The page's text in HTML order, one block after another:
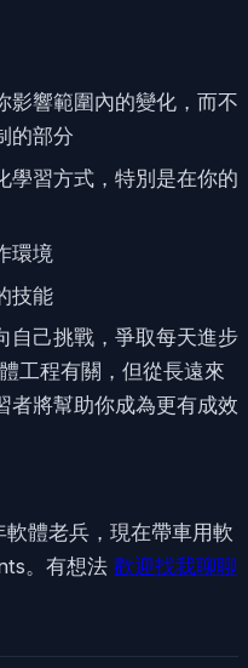
影響範圍內的變化，而不
的部分
學習方式，特別是在你的
環境
技能
自己挑戰，爭取每天進步
工程有關，但從長遠來
者將幫助你成為更有成效
軟體老兵，現在帶車用軟
。有想法 歡迎找我聊聊